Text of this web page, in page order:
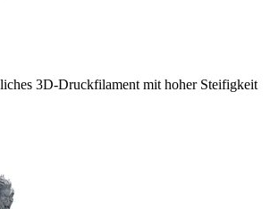
3D-Druckfilament mit hoher Steifigkeit